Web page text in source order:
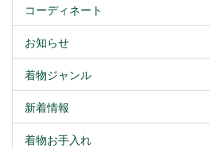
コーディネート
お知らせ
着物ジャンル
新着情報
着物お手入れ